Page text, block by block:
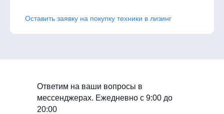
Оставить заявку на покупку техники в лизинг
Ответим на ваши вопросы в
мессенджерах. Ежедневно с 9:00 до
20:00